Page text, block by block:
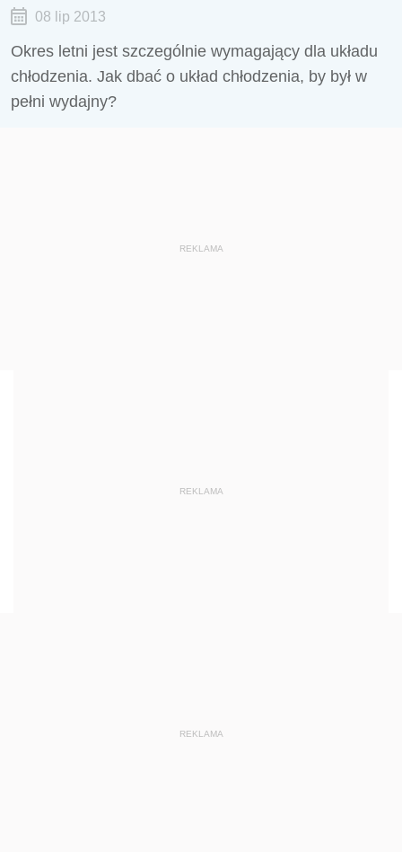
08 lip 2013
Okres letni jest szczególnie wymagający dla układu
chłodzenia. Jak dbać o układ chłodzenia, by był w
pełni wydajny?
REKLAMA
REKLAMA
REKLAMA